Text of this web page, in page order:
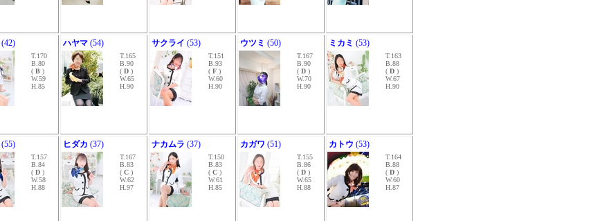
(42)
T.170
B.80
( B )
W.59
H.85
ハヤマ (54)
T.165
B.90
( D )
W.65
H.90
サクライ (53)
T.151
B.93
( F )
W.60
H.90
ウツミ (50)
T.167
B.90
( D )
W.70
H.90
ミカミ (53)
T.163
B.88
( D )
W.67
H.90
(55)
T.157
B.84
( D )
W.58
H.88
ヒダカ (37)
T.167
B.83
( C )
W.62
H.97
ナカムラ (37)
T.150
B.83
( C )
W.61
H.85
カガワ (51)
T.155
B.86
( D )
W.65
H.88
カトウ (53)
T.164
B.88
( D )
W.60
H.87